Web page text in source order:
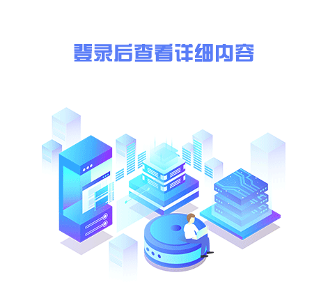
项目联系人：(略)
(略)-(略)
地 址：南京市江宁区天元中路(略)号诚基大厦2栋(略)室
3.项目联系方式
项目联系人：赵工
电 话：
(略)-(略)